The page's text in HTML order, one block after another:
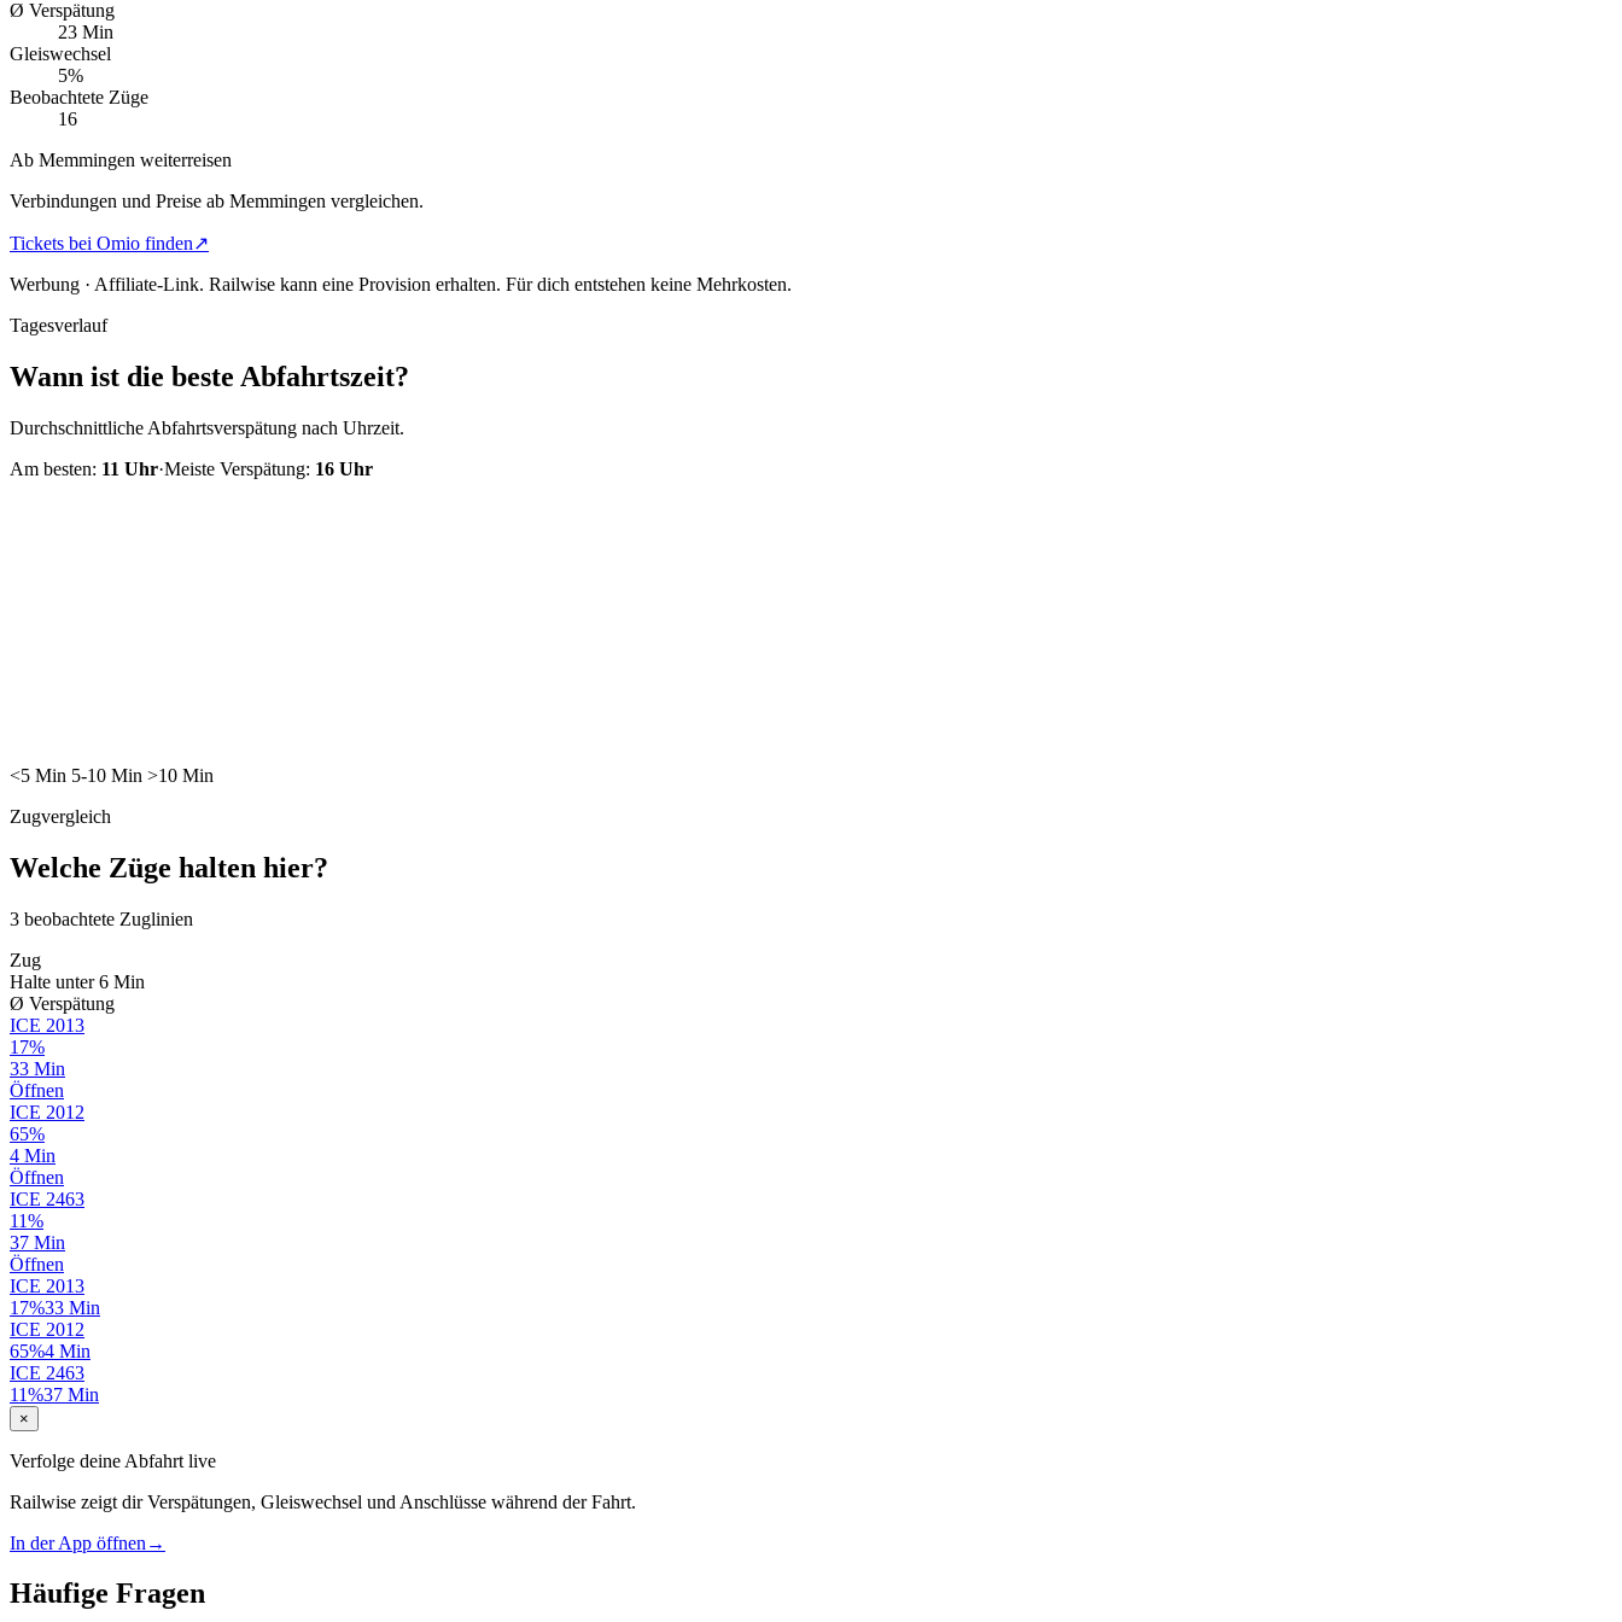
Ø Verspätung
23 Min
Gleiswechsel
5%
Beobachtete Züge
16
Ab Memmingen weiterreisen
Verbindungen und Preise ab Memmingen vergleichen.
Tickets bei Omio finden↗
Werbung · Affiliate-Link. Railwise kann eine Provision erhalten. Für dich entstehen keine Mehrkosten.
Tagesverlauf
Wann ist die beste Abfahrtszeit?
Durchschnittliche Abfahrtsverspätung nach Uhrzeit.
Am besten: 11 Uhr·Meiste Verspätung: 16 Uhr
<5 Min 5-10 Min >10 Min
Zugvergleich
Welche Züge halten hier?
3 beobachtete Zuglinien
Zug
Halte unter 6 Min
Ø Verspätung
ICE 2013
17%
33 Min
Öffnen
ICE 2012
65%
4 Min
Öffnen
ICE 2463
11%
37 Min
Öffnen
ICE 2013
17%33 Min
ICE 2012
65%4 Min
ICE 2463
11%37 Min
×
Verfolge deine Abfahrt live
Railwise zeigt dir Verspätungen, Gleiswechsel und Anschlüsse während der Fahrt.
In der App öffnen →
Häufige Fragen